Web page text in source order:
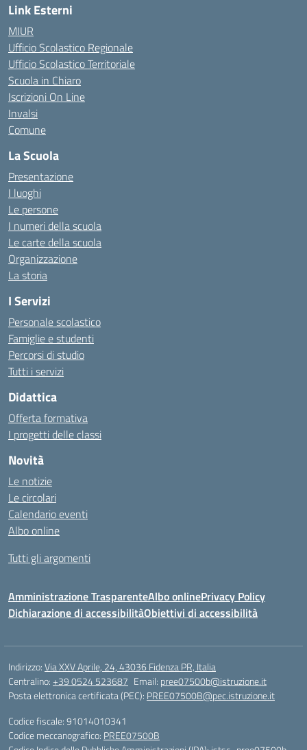
Link Esterni
MIUR
Ufficio Scolastico Regionale
Ufficio Scolastico Territoriale
Scuola in Chiaro
Iscrizioni On Line
Invalsi
Comune
La Scuola
Presentazione
I luoghi
Le persone
I numeri della scuola
Le carte della scuola
Organizzazione
La storia
I Servizi
Personale scolastico
Famiglie e studenti
Percorsi di studio
Tutti i servizi
Didattica
Offerta formativa
I progetti delle classi
Novità
Le notizie
Le circolari
Calendario eventi
Albo online
Tutti gli argomenti
Amministrazione TrasparenteAlbo onlinePrivacy Policy
Dichiarazione di accessibilitàObiettivi di accessibilità
Indirizzo:Via XXV Aprile, 24, 43036 Fidenza PR, Italia
Centralino:+39 0524 523687 Email: pree07500b@istruzione.it
Posta elettronica certificata (PEC): PREE07500B@pec.istruzione.it
Codice fiscale: 91014010341
Codice meccanografico: PREE07500B